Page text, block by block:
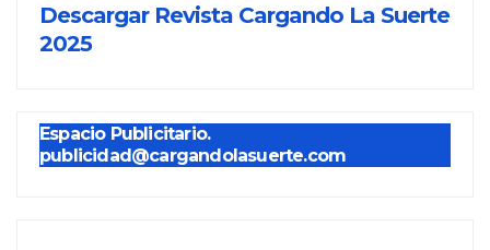
Descargar Revista Cargando La Suerte
2025
Espacio Publicitario.
publicidad@cargandolasuerte.com